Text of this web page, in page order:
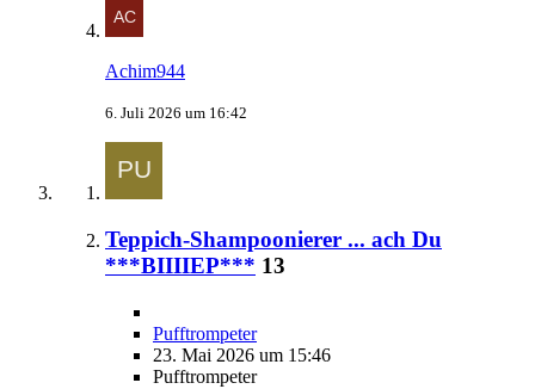
Achim944
6. Juli 2026 um 16:42
Teppich-Shampoonierer ... ach Du
***BIIIIEP*** 13
Pufftrompeter
23. Mai 2026 um 15:46
Pufftrompeter